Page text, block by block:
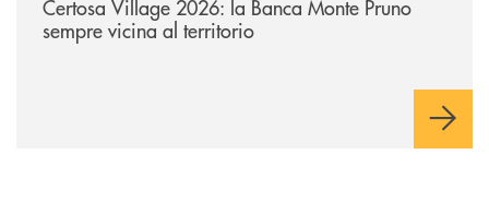
Certosa Village 2026: la Banca Monte Pruno
sempre vicina al territorio